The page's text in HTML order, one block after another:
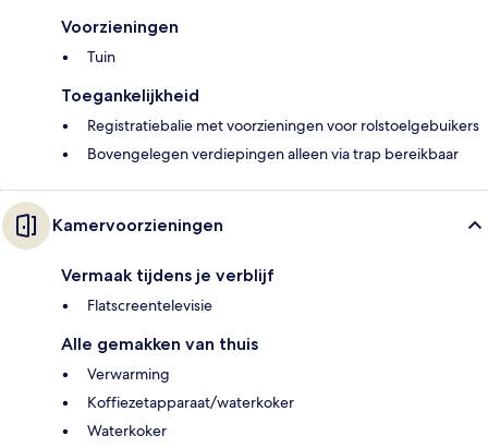
Voorzieningen
Tuin
Toegankelijkheid
Registratiebalie met voorzieningen voor rolstoelgebuikers
Bovengelegen verdiepingen alleen via trap bereikbaar
Kamervoorzieningen
Vermaak tijdens je verblijf
Flatscreentelevisie
Alle gemakken van thuis
Verwarming
Koffiezetapparaat/waterkoker
Waterkoker